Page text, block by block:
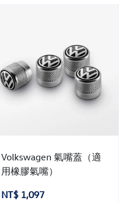
Volkswagen 氣嘴蓋（適
用橡膠氣嘴）
NT$ 1,097